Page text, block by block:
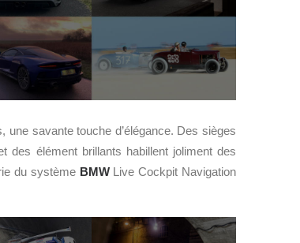
une savante touche d’élégance. Des sièges
des élément brillants habillent joliment des
du système BMWLive Cockpit Navigation